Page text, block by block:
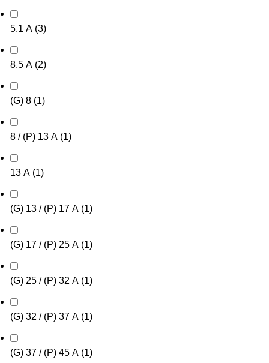
5.1 А (3)
8.5 А (2)
(G) 8 (1)
8 / (P) 13 А (1)
13 А (1)
(G) 13 / (P) 17 А (1)
(G) 17 / (P) 25 А (1)
(G) 25 / (P) 32 А (1)
(G) 32 / (P) 37 А (1)
(G) 37 / (P) 45 А (1)